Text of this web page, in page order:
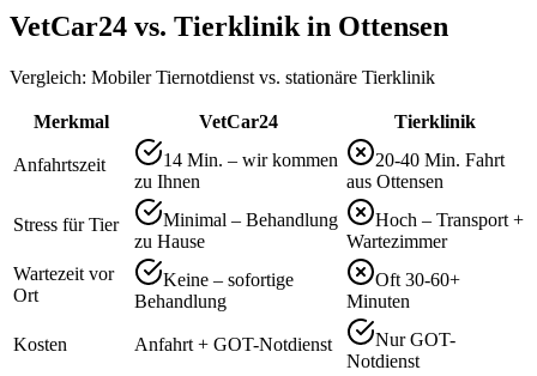
VetCar24 vs. Tierklinik in Ottensen
Vergleich: Mobiler Tiernotdienst vs. stationäre Tierklinik
Merkmal VetCar24 Tierklinik
Anfahrtszeit
14 Min. – wir kommen
zu Ihnen
20-40 Min. Fahrt
aus Ottensen
Stress für Tier
Minimal – Behandlung
zu Hause
Hoch – Transport +
Wartezimmer
Wartezeit vor
Ort
Keine – sofortige
Behandlung
Oft 30-60+
Minuten
Kosten Anfahrt + GOT-Notdienst
Nur GOT-
Notdienst